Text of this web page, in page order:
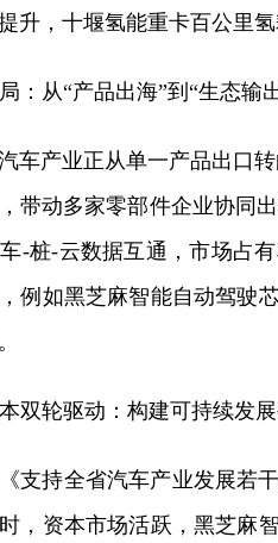
升，十堰氢能重卡百公里氢
：从“产品出海”到“生态输
车产业正从单一产品出口
带动多家零部件企业协同
-桩-云数据互通，市场占
例如黑芝麻智能自动驾驶
双轮驱动：构建可持续发
支持全省汽车产业发展若
，资本市场活跃，黑芝麻